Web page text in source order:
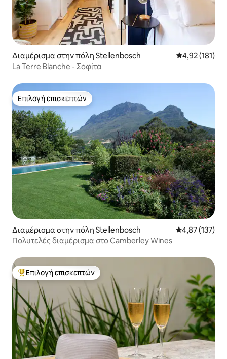
Διαμέρισμα στην πόλη Stellenbosch Μέση
4,92 (181)
La Terre Blanche - Σοφίτα
Επιλογή επισκεπτών
Επιλογή επισκεπτών
Διαμέρισμα στην πόλη Stellenbosch Μέση
4,87 (137)
Πολυτελές διαμέρισμα στο Camberley Wines
Κορυφαία επιλογή επισκεπτών
Επιλογή επισκεπτών